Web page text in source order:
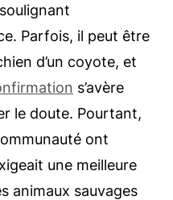
Parfois, il peut être
d’un coyote, et
s’avère
le doute. Pourtant,
ont
une meilleure
animaux sauvages